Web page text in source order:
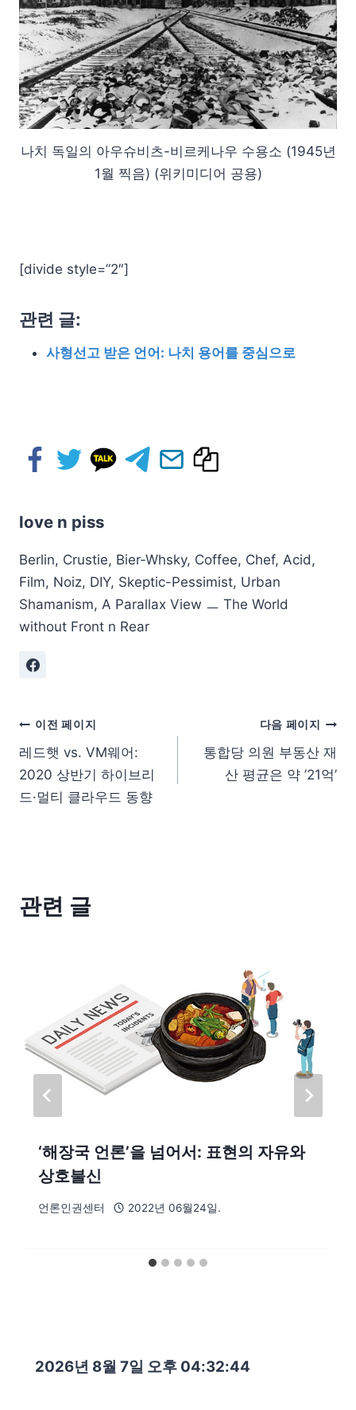
나치 독일의 아우슈비츠-비르케나우 수용소 (1945년
1월 찍음) (위키미디어 공용)
[divide style=”2″]
관련 글:
사형선고 받은 언어: 나치 용어를 중심으로
love n piss
Berlin, Crustie, Bier-Whsky, Coffee, Chef, Acid,
Film, Noiz, DIY, Skeptic-Pessimist, Urban
Shamanism, A Parallax View ㅡ The World
without Front n Rear
이전 페이지
레드햇 vs. VM웨어:
2020 상반기 하이브리
드·멀티 클라우드 동향
다음 페이지
통합당 의원 부동산 재
산 평균은 약 ’21억’
관련 글
‘해장국 언론’을 넘어서: 표현의 자유와
상호불신
언론인권센터 2022년 06월24일.
2026년 8월 7일 오후 04:32:46